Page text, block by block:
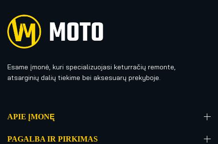
Esame įmonė, kuri specializuojasi keturračių remonte,
atsarginių dalių tiekime bei aksesuarų prekyboje.
APIE ĮMONĘ
PAGALBA IR PIRKIMAS